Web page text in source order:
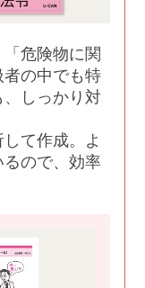
危険物に関
の中でも特
しっかり対
て作成。よ
るので、効率